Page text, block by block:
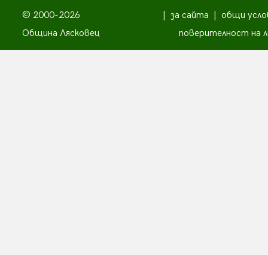
© 2000-2026
Община Лясковец
за сайта
общи
поверителност на